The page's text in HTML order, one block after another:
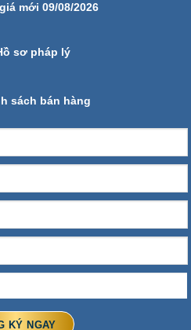
mới 09/08/2026
sơ pháp lý
sách bán hàng